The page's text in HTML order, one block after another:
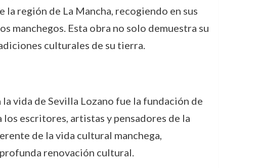
región de La Mancha, recogiendo en sus
manchegos. Esta obra no solo demuestra su
culturales de su tierra.
vida de Sevilla Lozano fue la fundación de
escritores, artistas y pensadores de la
de la vida cultural manchega,
renovación cultural.